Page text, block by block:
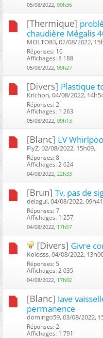
05/08/2022, 09h36
[Thermique]
chaudière Mégalis
MOLTO83, 02/08/2022,
Réponses: 10
Affichages: 8 188
05/08/2022, 09h27
[Divers] Plastique
Krichon, 04/08/2022,
Réponses: 2
Affichages: 1 263
05/08/2022, 09h13
[Blanc] LV
FlyZ, 02/08/2022, 15h09, ‎
Réponses: 8
Affichages: 2 624
04/08/2022, 22h33
[Brun] Tv, pas de
delagui, 04/08/2022,
Réponses: 7
Affichages: 1 257
04/08/2022, 17h57
[Divers] Givre
Kolosss, 04/08/2022,
Réponses: 5
Affichages: 2 035
04/08/2022, 17h02
[Blanc] lave
permanence
domingo59, 03/08/2022,
Réponses: 2
Affichages: 1 791